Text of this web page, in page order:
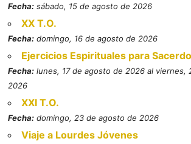
Fecha: sábado, 15 de agosto de 2026
XX T.O.
Fecha: domingo, 16 de agosto de 2026
Ejercicios Espirituales para
Fecha: lunes, 17 de agosto de 2026 al viernes,
2026
XXI T.O.
Fecha: domingo, 23 de agosto de 2026
Viaje a Lourdes Jóvenes